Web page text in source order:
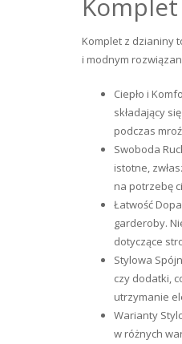
Komplet z dzianiny
i modnym
Ciepło i
składający
podczas
Swoboda
istotne,
na potrzebę
Łatwość
garderoby.
dotyczące
Stylowa
czy dodatki,
utrzymanie
Warianty
w różnych